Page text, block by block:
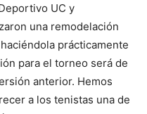
UC y
una remodelación
prácticamente
para el torneo será de
anterior. Hemos
a los tenistas una de